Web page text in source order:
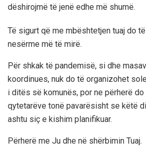
dëshirojmë të jenë edhe më shumë.
Të sigurt që me mbështetjen tuaj do
nesërme më të mirë.
Për shkak të pandemisë, si dhe
koordinues, nuk do të organizohet
i ditës së komunës, por ne përherë do
qytetarëve tonë pavarësisht se këtë
ashtu siç e kishim planifikuar.
Përherë me Ju dhe në shërbimin Tuaj.